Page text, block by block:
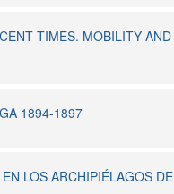
TIMES. MOBILITY AND
1894-1897
LOS ARCHIPIÉLAGOS DE